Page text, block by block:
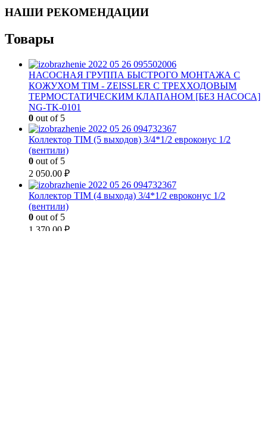
НАШИ РЕКОМЕНДАЦИИ
Товары
НАСОСНАЯ ГРУППА БЫСТРОГО МОНТАЖА С
КОЖУХОМ TIM - ZEISSLER С ТРЕХХОДОВЫМ
ТЕРМОСТАТИЧЕСКИМ КЛАПАНОМ [БЕЗ НАСОСА]
NG-TK-0101
0 out of 5
Коллектор TIM (5 выходов) 3/4*1/2 евроконус 1/2
(вентили)
0 out of 5
2 050.00 ₽
Коллектор TIM (4 выхода) 3/4*1/2 евроконус 1/2
(вентили)
0 out of 5
1 370.00 ₽